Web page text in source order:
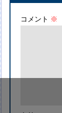
コメント ※